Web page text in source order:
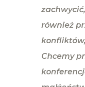
również
Chcemy